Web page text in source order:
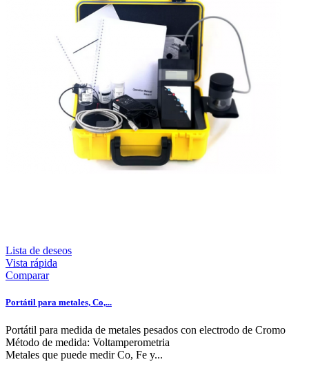
Lista de deseos
Vista rápida
Comparar
Portátil para metales, Co,...
Portátil para medida de metales pesados con electrodo de Cromo
Método de medida: Voltamperometria
Metales que puede medir Co, Fe y...